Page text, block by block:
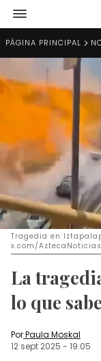
PÁGINA PRINCIPAL
Tragedia en
x.com/AztecaNoticias
La
lo que
PorPaula Moskal
12 sept 2025 - 19:05